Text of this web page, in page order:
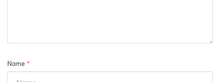
Name *